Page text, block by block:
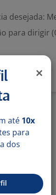
desejada:
para dirigir
vaga
até 10x
para
dos